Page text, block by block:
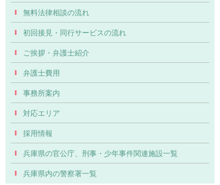
無料法律相談の流れ
初回接見・同行サービスの流れ
ご挨拶・弁護士紹介
弁護士費用
事務所案内
対応エリア
採用情報
兵庫県の官公庁、刑事・少年事件関連施設一覧
兵庫県内の警察署一覧